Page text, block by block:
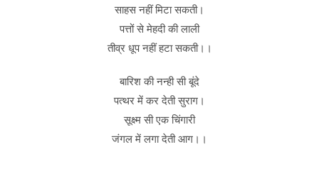
साहस नहीं मिटा सकती।
पत्तों से मेहदी की लाली
तीव्र धूप नहीं हटा सकती।।
बारिश की नन्ही सी बूंदे
पत्थर में कर देती सुराग।
सूक्ष्म सी एक चिंगारी
जंगल में लगा देती आग।।